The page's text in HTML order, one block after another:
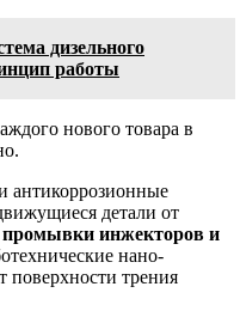
дизельного
работы
нового товара в
антикоррозионные
детали от
промывки инжекторов и
нано-
поверхности трения